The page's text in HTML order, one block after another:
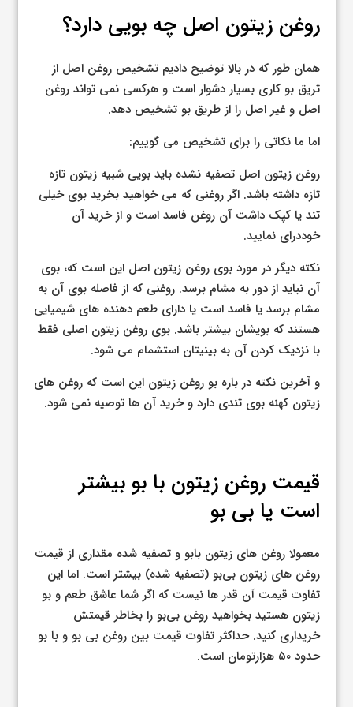
روغن زیتون اصل چه بویی دارد؟
همان طور که در بالا توضیح دادیم تشخیص روغن اصل از
تریق بو کاری بسیار دشوار است و هرکسی نمی تواند روغن
اصل و غیر اصل را از طریق بو تشخیص دهد.
اما ما نکاتی را برای تشخیص می گوییم:
روغن زیتون اصل تصفیه نشده باید بویی شبیه زیتون تازه
تازه داشته باشد. اگر روغنی که می خواهید بخرید بوی خیلی
تند یا کپک داشت آن روغن فاسد است و از خرید آن
خوددرای نمایید.
نکته دیگر در مورد بوی روغن زیتون اصل این است که، بوی
آن نباید از دور به مشام برسد. روغنی که از فاصله بوی آن به
مشام برسد یا فاسد است یا دارای طعم دهنده های شیمیایی
هستند که بویشان بیشتر باشد. بوی روغن زیتون اصلی فقط
با نزدیک کردن آن به بینیتان استشمام می شود.
و آخرین نکته در باره بو روغن زیتون این است که روغن های
زیتون کهنه بوی تندی دارد و خرید آن ها توصیه نمی شود.
قیمت روغن زیتون با بو بیشتر
است یا بی بو
معمولا روغن های زیتون بابو و تصفیه شده مقداری از قیمت
روغن های زیتون بی‌بو (تصفیه شده) بیشتر است. اما این
تفاوت قیمت آن قدر ها نیست که اگر شما عاشق طعم و بو
زیتون هستید بخواهید روغن بی‌بو را بخاطر قیمتش
خریداری کنید. حداکثر تفاوت قیمت بین روغن بی بو و با بو
حدود ۵۰ هزارتومان است.